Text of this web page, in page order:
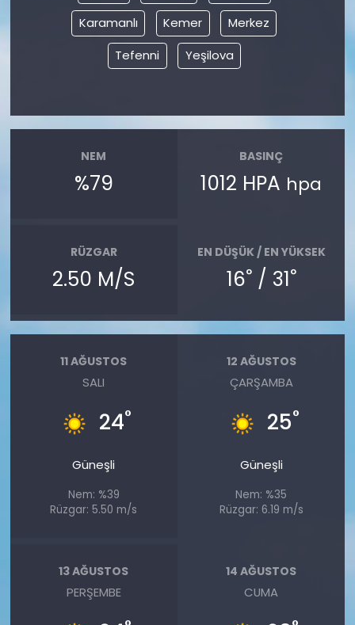
Karamanlı
Kemer
Merkez
Tefenni
Yeşilova
NEM
%79
BASINÇ
1012 HPA hpa
RÜZGAR
2.50 M/S
EN DÜŞÜK / EN YÜKSEK
16°/ 31°
11 AĞUSTOS
SALI
24°
Güneşli
Nem: %39
Rüzgar: 5.50 m/s
12 AĞUSTOS
ÇARŞAMBA
25°
Güneşli
Nem: %35
Rüzgar: 6.19 m/s
13 AĞUSTOS
PERŞEMBE
14 AĞUSTOS
CUMA
YEREL YÖNETİMLER